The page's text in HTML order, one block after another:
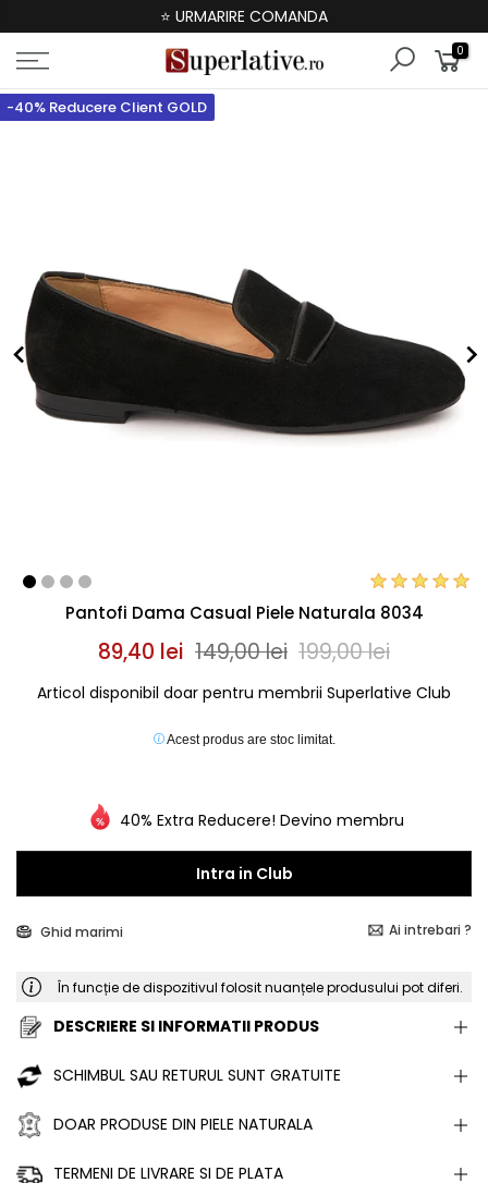
⭐ URMARIRE COMANDA
0
-40% Reducere Client GOLD
Pantofi Dama Casual Piele Naturala 8034
89,40 lei 149,00 lei 199,00 lei
Articol disponibil doar pentru membrii Superlative Club
Acest produs are stoc limitat.
40% Extra Reducere! Devino membru
Intra in Club
Ghid marimi Ai intrebari ?
În funcție de dispozitivul folosit nuanțele produsului pot diferi.
DESCRIERE SI INFORMATII PRODUS
SCHIMBUL SAU RETURUL SUNT GRATUITE
DOAR PRODUSE DIN PIELE NATURALA
TERMENI DE LIVRARE SI DE PLATA